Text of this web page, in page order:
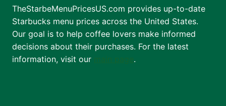
TheStarbeMenuPricesUS.com provides up-to-date
Starbucks menu prices across the United States.
Our goal is to help coffee lovers make informed
decisions about their purchases. For the latest
information, visit our
.